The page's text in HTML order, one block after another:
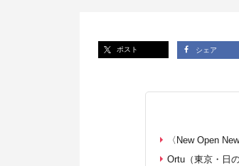
ポスト シェア
〈New Open
Ortu（東京・日の